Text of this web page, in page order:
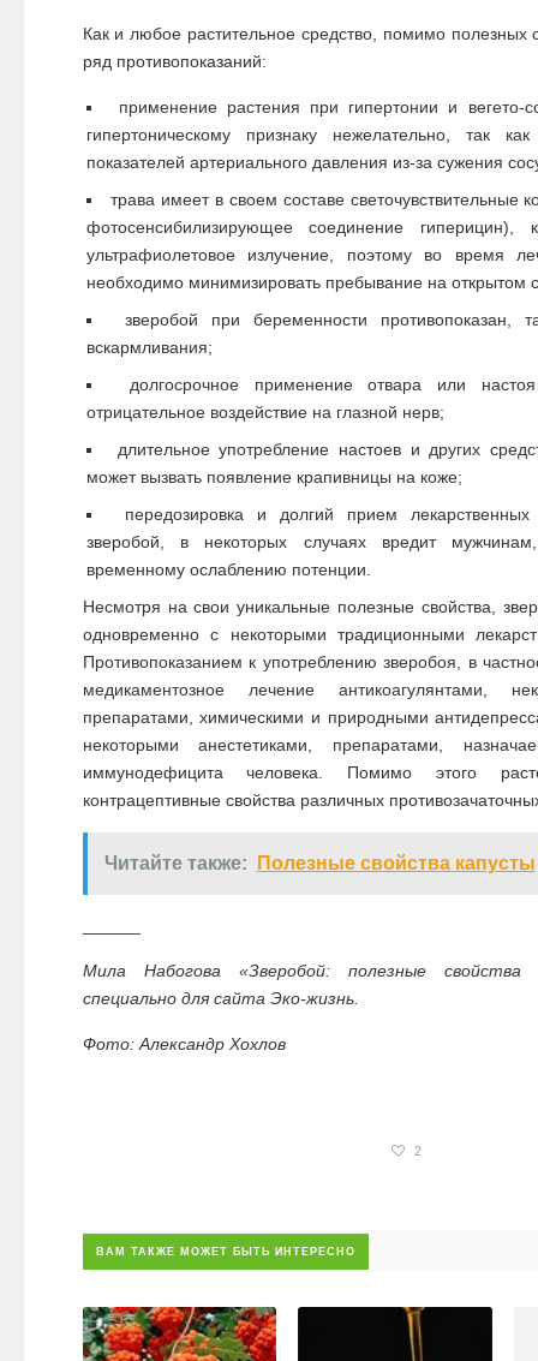
Как и любое растительное средство, помимо полезных
ряд противопоказаний:
применение растения при гипертонии и вегето-
гипертоническому признаку нежелательно, так
показателей артериального давления из-за сужения
трава имеет в своем составе светочувствительные
фотосенсибилизирующее соединение гиперицин),
ультрафиолетовое излучение, поэтому во время
необходимо минимизировать пребывание на открытом
зверобой при беременности противопоказан,
вскармливания;
долгосрочное применение отвара или
отрицательное воздействие на глазной нерв;
длительное употребление настоев и других
может вызвать появление крапивницы на коже;
передозировка и долгий прием
зверобой, в некоторых случаях вредит
временному ослаблению потенции.
Несмотря на свои уникальные полезные свойства,
одновременно с некоторыми традиционными
Противопоказанием к употреблению зверобоя, в
медикаментозное лечение антикоагулянтами,
препаратами, химическими и природными
некоторыми анестетиками, препаратами,
иммунодефицита человека. Помимо этого
контрацептивные свойства различных
Читайте также: Полезные свойства капусты
Мила Набогова «Зверобой: полезные свойства
специально для сайта Эко-жизнь.
Фото: Александр Хохлов
2
ВАМ ТАКЖЕ МОЖЕТ БЫТЬ ИНТЕРЕСНО